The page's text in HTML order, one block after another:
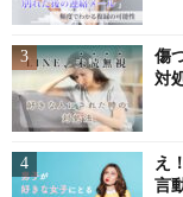
傷
対
え
言